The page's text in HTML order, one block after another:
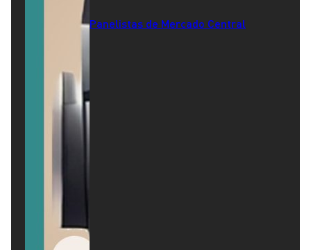
Panelistas de Mercado Central